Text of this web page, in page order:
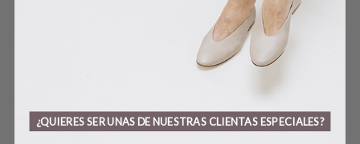
única para lucir nuestro...
SABER MÁS
¿QUIERES SER UNAS DE NUESTRAS CLIENTAS ESPECIALES?